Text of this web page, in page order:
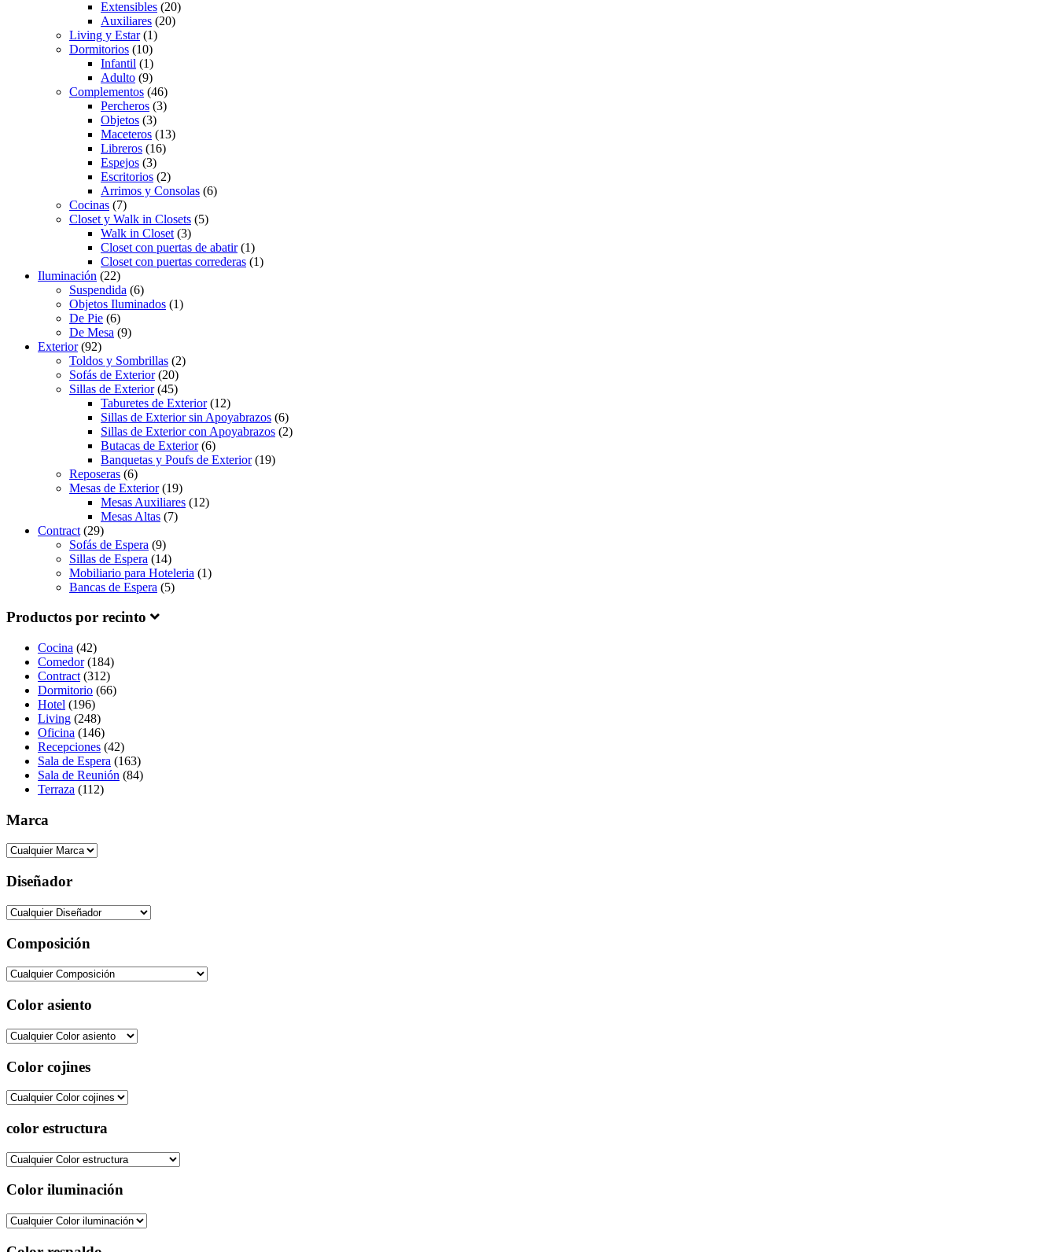
Extensibles (20)
Auxiliares (20)
Living y Estar(1)
Dormitorios (10)
Infantil (1)
Adulto (9)
Complementos (46)
Percheros (3)
Objetos (3)
Maceteros (13)
Libreros (16)
Espejos (3)
Escritorios (2)
Arrimos y Consolas (6)
Cocinas (7)
Closet y Walk in Closets (5)
Walk in Closet (3)
Closet con puertas de abatir(1)
Closet con puertas correderas (1)
Iluminación (22)
Suspendida (6)
Objetos Iluminados (1)
De Pie (6)
De Mesa (9)
Exterior(92)
Toldos y Sombrillas (2)
Sofás de Exterior(20)
Sillas de Exterior(45)
Taburetes de Exterior(12)
Sillas de Exterior sin Apoyabrazos (6)
Sillas de Exterior con Apoyabrazos (2)
Butacas de Exterior(6)
Banquetas y Poufs de Exterior(19)
Reposeras (6)
Mesas de Exterior(19)
Mesas Auxiliares (12)
Mesas Altas (7)
Contract (29)
Sofás de Espera (9)
Sillas de Espera (14)
Mobiliario para Hoteleria (1)
Bancas de Espera (5)
Productos por recinto
Cocina (42)
Comedor(184)
Contract (312)
Dormitorio (66)
Hotel (196)
Living (248)
Oficina (146)
Recepciones (42)
Sala de Espera (163)
Sala de Reunión (84)
Terraza (112)
Marca
Diseñador
Composición
Color asiento
Color cojines
color estructura
Color iluminación